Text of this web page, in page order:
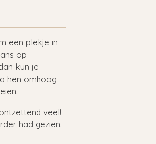
een plekje in
op
kun je
hen omhoog
veel!
had gezien.